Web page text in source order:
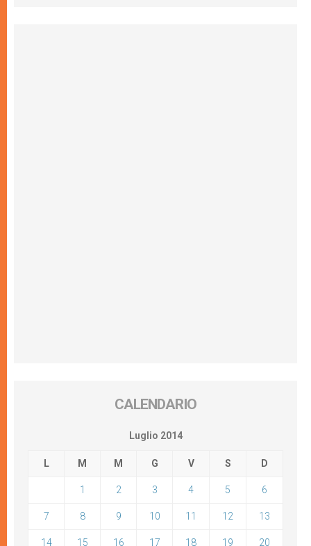
CALENDARIO
Luglio 2014
L M M G V S D
1 2 3 4 5 6
7 8 9 10 11 12 13
14 15 16 17 18 19 20